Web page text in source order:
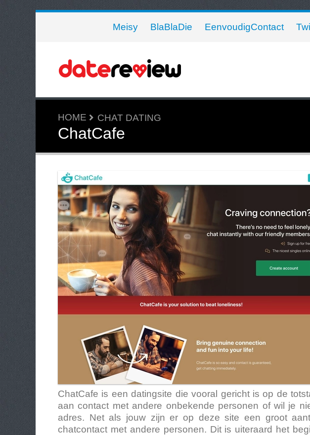
Meisy BlaBlaDie EenvoudigContact
HOME CHAT DATING
ChatCafe
ChatCafe is een datingsite die vooral gericht is op de
aan contact met andere onbekende personen of wil je
adres. Net als jouw zijn er op deze site een groot
chatcontact met andere personen. Dit is uiteraard het